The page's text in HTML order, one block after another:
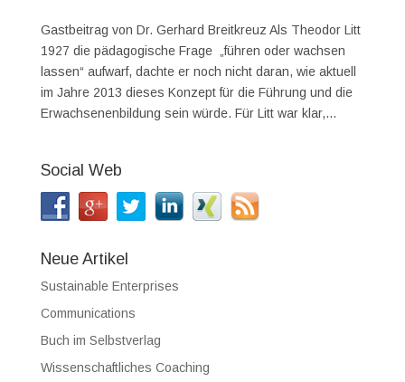
Gastbeitrag von Dr. Gerhard Breitkreuz Als Theodor Litt
1927 die pädagogische Frage „führen oder wachsen
lassen“ aufwarf, dachte er noch nicht daran, wie aktuell
im Jahre 2013 dieses Konzept für die Führung und die
Erwachsenenbildung sein würde. Für Litt war klar,...
Social Web
Neue Artikel
Sustainable Enterprises
Communications
Buch im Selbstverlag
Wissenschaftliches Coaching